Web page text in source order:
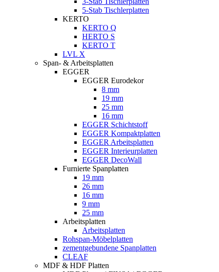
5-Stab Tischlerplatten
KERTO
KERTO Q
HERTO S
KERTO T
LVL X
Span- & Arbeitsplatten
EGGER
EGGER Eurodekor
8 mm
19 mm
25 mm
16 mm
EGGER Schichtstoff
EGGER Kompaktplatten
EGGER Arbeitsplatten
EGGER Interieurplatten
EGGER DecoWall
Furnierte Spanplatten
19 mm
26 mm
16 mm
9 mm
25 mm
Arbeitsplatten
Arbeitsplatten
Rohspan-Möbelplatten
zementgebundene Spanplatten
CLEAF
MDF & HDF Platten